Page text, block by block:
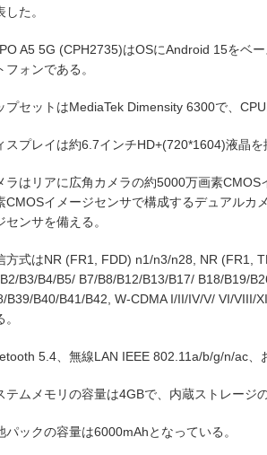
した。
A5 5G (CPH2735)はOSにAndroid 15をベ
フォンである。
プセットはMediaTek Dimensity 6300で、
スプレイは約6.7インチHD+(720*1604)液晶を
ラはリアに広角カメラの約5000万画素
CMOSイメージセンサで構成するデュアルカ
センサを備える。
方式はNR (FR1, FDD) n1/n3/n28, NR (FR1,
B3/B4/B5/ B7/B8/B12/B13/B17/ B18/B19/
B39/B40/B41/B42, W-CDMA I/II/IV/V/ VI/VIII/
5.4、無線LAN IEEE 802.11a/b/g/n/ac、
テムメモリの容量は4GBで、内蔵ストレージ
パックの容量は6000mAhとなっている。